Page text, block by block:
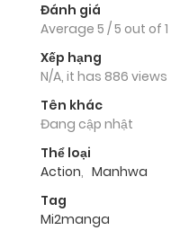
Đánh giá
Average 5 /5 out of 1
Xếp hạng
N/A, it has 886 views
Tên khác
Đang cập nhật
Thể loại
Action, Manhwa
Tag
Mi2manga